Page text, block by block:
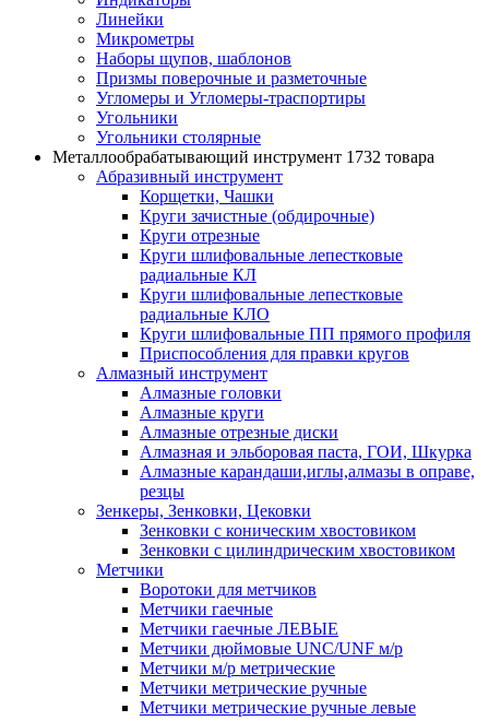
Линейки
Микрометры
Наборы щупов, шаблонов
Призмы поверочные и разметочные
Угломеры и Угломеры-траспортиры
Угольники
Угольники столярные
Металлообрабатывающий инструмент 1732 товара
Абразивный инструмент
Корщетки, Чашки
Круги зачистные (обдирочные)
Круги отрезные
Круги шлифовальные лепестковые
радиальные КЛ
Круги шлифовальные лепестковые
радиальные КЛО
Круги шлифовальные ПП прямого профиля
Приспособления для правки кругов
Алмазный инструмент
Алмазные головки
Алмазные круги
Алмазные отрезные диски
Алмазная и эльборовая паста, ГОИ, Шкурка
Алмазные карандаши,иглы,алмазы в оправе,
резцы
Зенкеры, Зенковки, Цековки
Зенковки с коническим хвостовиком
Зенковки с цилиндрическим хвостовиком
Метчики
Воротоки для метчиков
Метчики гаечные
Метчики гаечные ЛЕВЫЕ
Метчики дюймовые UNC/UNF м/р
Метчики м/р метрические
Метчики метрические ручные
Метчики метрические ручные левые